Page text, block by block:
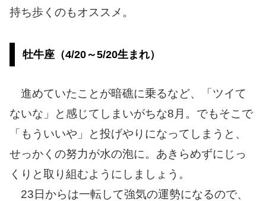
持ち歩くのもオススメ。
牡牛座（4/20～5/20生まれ）
進めていたことが暗礁に乗るなど、「ツイて
ないな」と感じてしまいがちな8月。でもそこで
「もういいや」と投げやりになってしまうと、
せっかくの努力が水の泡に。あきらめずにじっ
くりと取り組むようにしましょう。
23日からは一転して強気の運勢になるので、